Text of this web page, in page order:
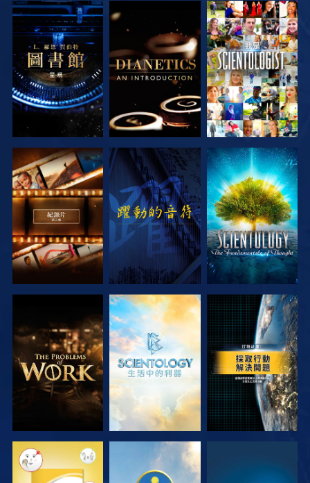
探索系列節目 探索系列節目 觀看
探索系列節目 觀看 探索系列節目
探索系列節目 探索系列節目 觀看